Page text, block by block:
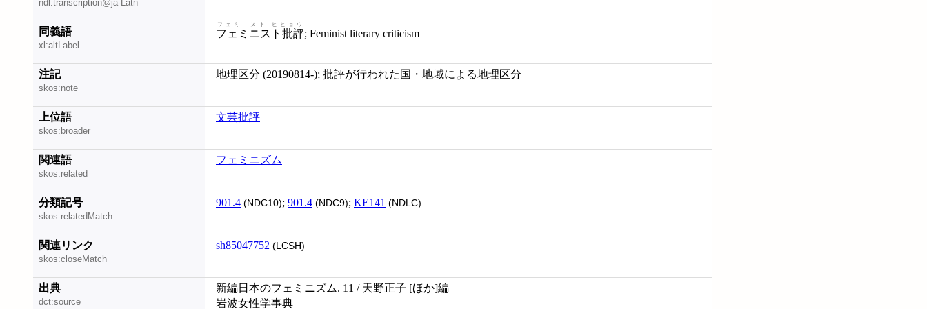
ndl:transcription@ja-Latn
同義語
xl:altLabel
フェミニスト批評
フェミニスト ヒヒョウ
; Feminist literary criticism
注記
skos:note
地理区分 (20190814-); 批評が行われた国・地域による地理区分
上位語
skos:broader
文芸批評
関連語
skos:related
フェミニズム
分類記号
skos:relatedMatch
901.4 (NDC10); 901.4 (NDC9); KE141 (NDLC)
関連リンク
skos:closeMatch
sh85047752 (LCSH)
出典
dct:source
新編日本のフェミニズム. 11 / 天野正子 [ほか]編
岩波女性学事典